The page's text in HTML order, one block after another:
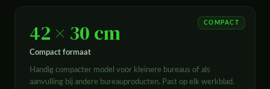
COMPACT
42 × 30 cm
Compact formaat
Handig compacter model voor kleinere bureaus of als
aanvulling bij andere bureauproducten. Past op elk werkblad.